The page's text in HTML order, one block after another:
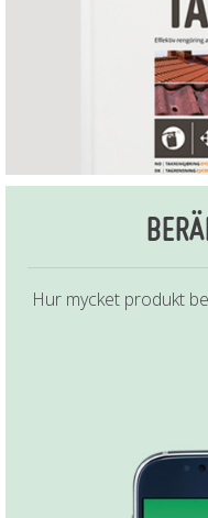
Hur mycket produkt